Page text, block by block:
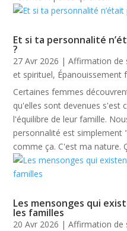
Et si ta personnalité
?
27 Avr 2026 |Affirmation de
et spirituel, Épanouissement
Certaines femmes
qu'elles sont devenues s'est
l'équilibre de leur famille.
personnalité est simplement
comme ça. C'est ma nature.
Les mensonges qui
les familles
20 Avr 2026 |Affirmation de